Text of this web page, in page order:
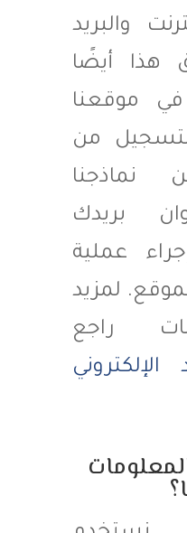
والبريد
هذا أيضًا
موقعنا
التسجيل من
بريدك
عملية
لمزيد
راجع